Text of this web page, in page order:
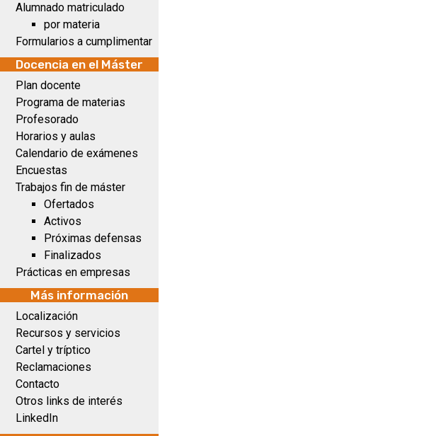
Alumnado matriculado
por materia
Formularios a cumplimentar
Docencia en el Máster
Plan docente
Programa de materias
Profesorado
Horarios y aulas
Calendario de exámenes
Encuestas
Trabajos fin de máster
Ofertados
Activos
Próximas defensas
Finalizados
Prácticas en empresas
Más información
Localización
Recursos y servicios
Cartel y tríptico
Reclamaciones
Contacto
Otros links de interés
LinkedIn